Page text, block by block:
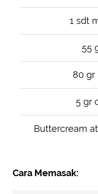
1 sdt
55
80 gr
5 gr
Buttercream
Cara Memasak: